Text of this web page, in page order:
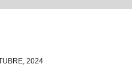
2024